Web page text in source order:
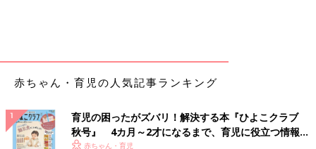
赤ちゃん・育児の人気記事ランキング
育児の困ったがズバリ！解決する本『ひよこクラブ
秋号』 4カ月～2才になるまで、育児に役立つ情報が
赤ちゃん・育児